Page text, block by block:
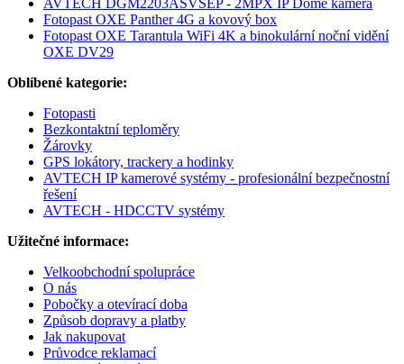
AVTECH DGM2203ASVSEP - 2MPX IP Dome kamera
Fotopast OXE Panther 4G a kovový box
Fotopast OXE Tarantula WiFi 4K a binokulární noční vidění
OXE DV29
Oblíbené kategorie:
Fotopasti
Bezkontaktní teploměry
Žárovky
GPS lokátory, trackery a hodinky
AVTECH IP kamerové systémy - profesionální bezpečnostní
řešení
AVTECH - HDCCTV systémy
Užitečné informace:
Velkoobchodní spolupráce
O nás
Pobočky a otevírací doba
Způsob dopravy a platby
Jak nakupovat
Průvodce reklamací